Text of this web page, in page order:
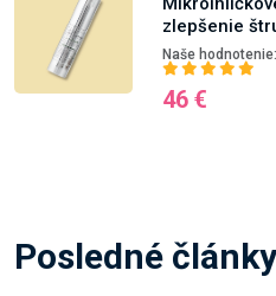
zlepšenie
Naše hodnotenie:
46 €
Posledné články